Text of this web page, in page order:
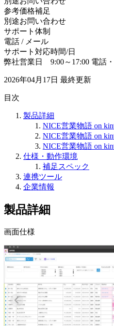
参考価格補足
別途お問い合わせ
サポート体制
電話 / メール
サポート対応時間/日
弊社営業日 9:00～17:00 電話
2026年04月17日 最終更新
目次
製品詳細
NICE営業物語 on
NICE営業物語 on
NICE営業物語 on
仕様・動作環境
補足スペック
連携ツール
企業情報
製品詳細
画面仕様